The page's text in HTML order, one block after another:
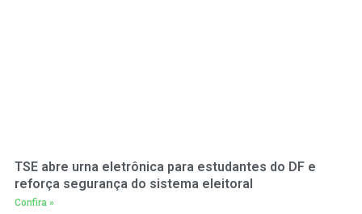
TSE abre urna eletrônica para estudantes do DF e
reforça segurança do sistema eleitoral
Confira »